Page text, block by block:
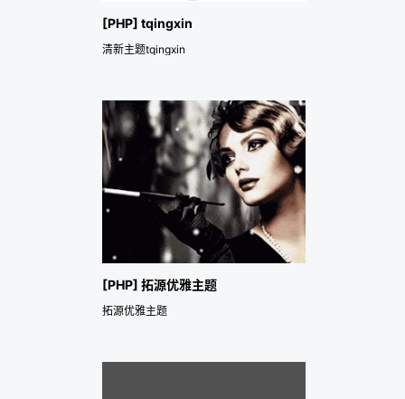
[PHP] tqingxin
清新主题tqingxin
[PHP] 拓源优雅主题
拓源优雅主题